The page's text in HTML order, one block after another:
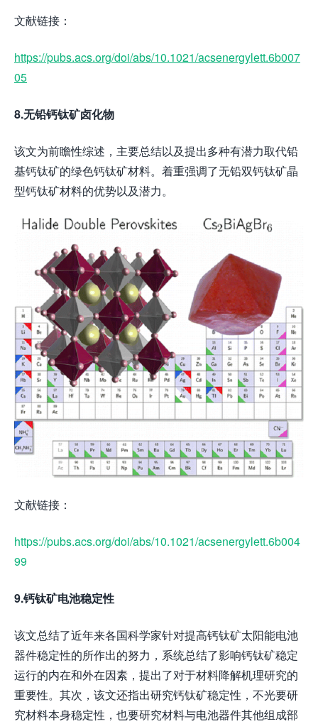
文献链接：
https://pubs.acs.org/doi/abs/10.1021/acsenergylett.6b007
05
8.无铅钙钛矿卤化物
该文为前瞻性综述，主要总结以及提出多种有潜力取代铅
基钙钛矿的绿色钙钛矿材料。着重强调了无铅双钙钛矿晶
型钙钛矿材料的优势以及潜力。
文献链接：
https://pubs.acs.org/doi/abs/10.1021/acsenergylett.6b004
99
9.钙钛矿电池稳定性
该文总结了近年来各国科学家针对提高钙钛矿太阳能电池
器件稳定性的所作出的努力，系统总结了影响钙钛矿稳定
运行的内在和外在因素，提出了对于材料降解机理研究的
重要性。其次，该文还指出研究钙钛矿稳定性，不光要研
究材料本身稳定性，也要研究材料与电池器件其他组成部